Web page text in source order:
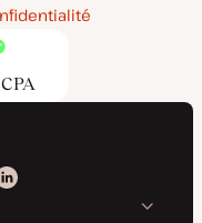
Kinsta